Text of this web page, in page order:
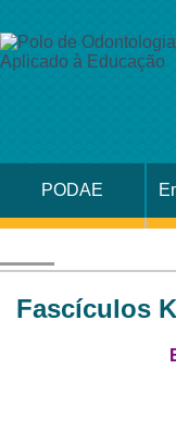
PODAE
Fascículos